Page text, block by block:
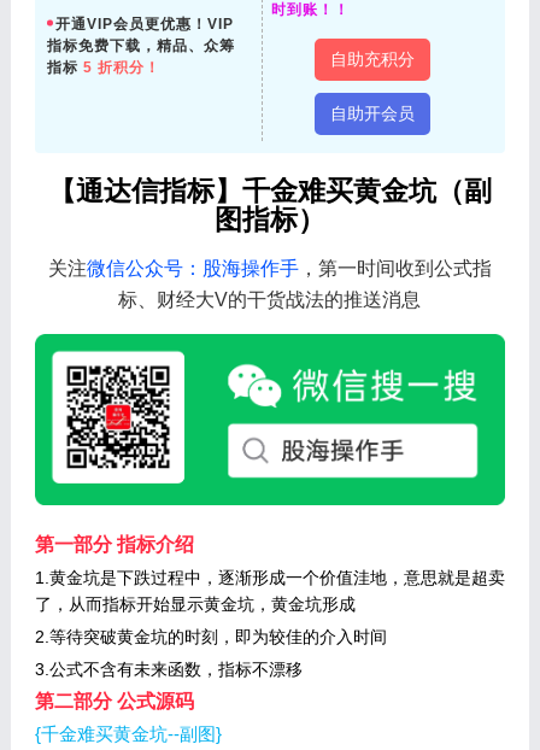
开通VIP会员更优惠！VIP
指标免费下载，精品、众筹
指标 5 折积分！
时到账！！
自助充积分
自助开会员
【通达信指标】千金难买黄金坑（副
图指标）
关注微信公众号：股海操作手，第一时间收到公式指
标、财经大V的干货战法的推送消息
第一部分 指标介绍
1.黄金坑是下跌过程中，逐渐形成一个价值洼地，意思就是超卖
了，从而指标开始显示黄金坑，黄金坑形成
2.等待突破黄金坑的时刻，即为较佳的介入时间
3.公式不含有未来函数，指标不漂移
第二部分 公式源码
{千金难买黄金坑--副图}